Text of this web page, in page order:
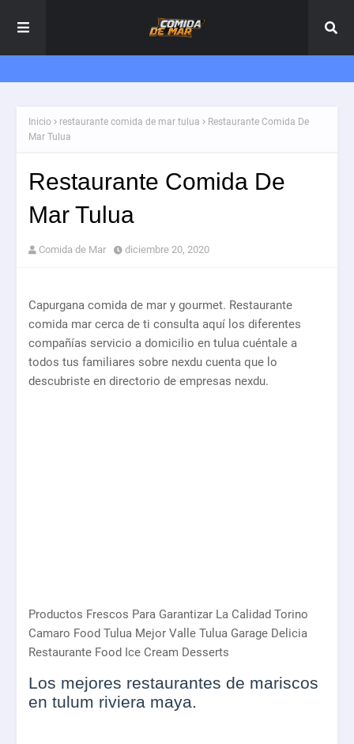
Inicio restaurante comida de mar tulua
Restaurante Comida De
Mar Tulua
Restaurante Comida De
Mar Tulua
Comida de Mar diciembre 20, 2020
Capurgana comida de mar y gourmet. Restaurante
comida mar cerca de ti consulta aquí los diferentes
compañías servicio a domicilio en tulua cuéntale a
todos tus familiares sobre nexdu cuenta que lo
descubriste en directorio de empresas nexdu.
Productos Frescos Para Garantizar La Calidad Torino
Camaro Food Tulua Mejor Valle Tulua Garage Delicia
Restaurante Food Ice Cream Desserts
Los mejores restaurantes de mariscos
en tulum riviera maya.